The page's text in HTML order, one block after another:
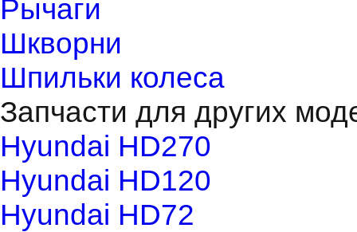
Рычаги
Шкворни
Шпильки колеса
Запчасти для других
Hyundai HD270
Hyundai HD120
Hyundai HD72